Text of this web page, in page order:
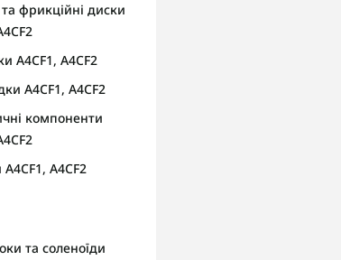
та фрикційні диски
A4CF1, A4CF2
A4CF1, A4CF2
компоненти
A4CF2
та соленоїди